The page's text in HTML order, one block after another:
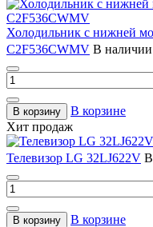
Холодильник с нижней
C2F536CWMV В наличии
В корзину
В корзине
Хит продаж
Телевизор LG 32LJ622V
В корзину
В корзине